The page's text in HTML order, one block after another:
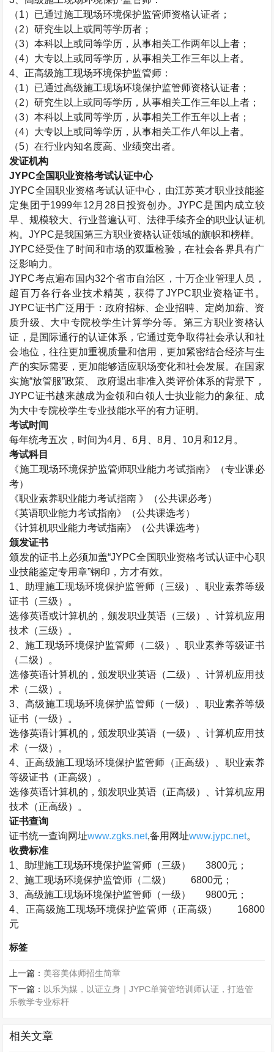
（1）已通过施工现场环境保护监管师资格认证者；
（2）研究生以上或同等学历者；
（3）本科以上或同等学历，从事相关工作两年以上者；
（4）大专以上或同等学历，从事相关工作三年以上者。
4 、正高级施工现场环境保护监管师：
（1）已通过高级施工现场环境保护监管师资格认证者；
（2）研究生以上或同等学历，从事相关工作三年以上者；
（3）本科以上或同等学历，从事相关工作五年以上者；
（4）大专以上或同等学历，从事相关工作八年以上者。
（5）在行业内知名度高、业绩突出者。
发证机构
JYPC全国职业资格考试认证中心
JYPC全国职业资格考试认证中心，由江苏英才职业技能鉴
定集团于1999年12 月 28 日投资创办。JYPC是国内成立较
早、规模较大、行业普遍认可、法律手续齐全的职业认证机
构。JYPC是我国第三方职业资格认证领域的旗帜和榜样。
JYPC经受住了时间和市场的双重检验，在社会各界具有广
泛影响力。
JYPC考点遍布国内32个省市自治区，十万企业管理人员，
超百万各行各业技术精英，获得了JYPC职业资格证书。
JYPC证书广泛用于：政府招标、企业招聘、定岗加薪、资
质升级、大中专院校学生计算学分等。第三方职业资格认
证，是国际通行的认证体系，它通过竞争取得社会承认和社
会地位，往往更加重视质量和信用，更加紧密结合经济与生
产的实际需要，更加能够适应职场变化和社会发展。在国家
实施“放管服”政策、 政府退出非准入类评价体系的背景下，
JYPC证书越来越成为金领和白领人士执业能力的象征、成
为大中专院校学生专业技能水平的有力证明。
考试时间
每年统考五次，时间为4月、6月、8月、 10月和12 月。
考试科目
《施工现场环境保护监管师职业能力考试指南》（专业课必
考）
《职业素养职业能力考试指南 》（公共课必考）
《英语职业能力考试指南》（公共课选考）
《计算机职业能力考试指南》（公共课选考）
颁发证书
颁发的证书上必须加盖“JYPC全国职业资格考试认证中心职
业技能鉴定专用章”钢印，方才有效。
1 、助理施工现场环境保护监管师（三级）、职业素养等级
证书（三级）。
选修英语或计算机的，颁发职业英语（三级）、计算机应用
技术（三级）。
2 、施工现场环境保护监管师（二级）、职业素养等级证书
（二级）。
选修英语计算机的，颁发职业英语（二级）、计算机应用技
术（二级）。
3 、高级施工现场环境保护监管师（一级）、职业素养等级
证书（一级）。
选修英语计算机的，颁发职业英语（一级）、计算机应用技
术（一级）。
4 、正高级施工现场环境保护监管师（正高级）、职业素养
等级证书（正高级）。
选修英语计算机的，颁发职业英语（正高级）、计算机应用
技术（正高级）。
证书查询
证书统一查询网址www.zgks.net,备用网址www.jypc.net。
收费标准
1 、助理施工现场环境保护监管师（三级） 3800元；
2 、施工现场环境保护监管师（二级） 6800元；
3 、高级施工现场环境保护监管师（一级） 9800元；
4 、正高级施工现场环境保护监管师（正高级）
16800
元
标签
上一篇： 美容美体师招生简章
下一篇： 以乐为媒，以证立身｜JYPC单簧管培训师认证，打造管
乐教学专业标杆
相关文章